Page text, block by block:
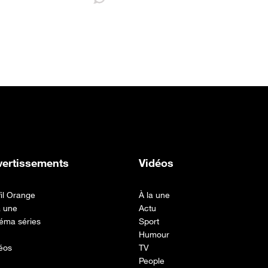
Orange
une
séries
Vidéos
À la une
Actu
Sport
Humour
TV
People